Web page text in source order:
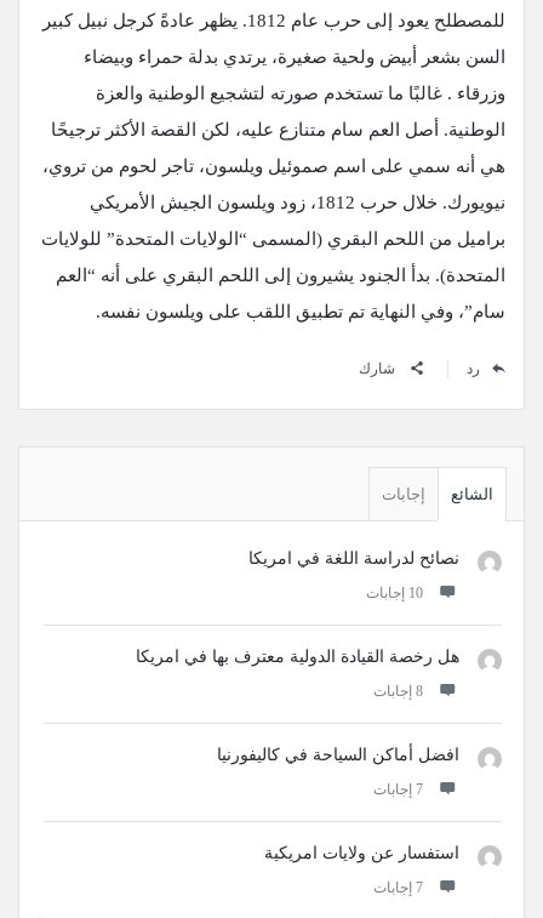
للمصطلح يعود إلى حرب عام 1812. يظهر عادةً كرجل نبيل كبير
السن بشعر أبيض ولحية صغيرة، يرتدي بدلة حمراء وبيضاء
وزرقاء . غالبًا ما تستخدم صورته لتشجيع الوطنية والعزة
الوطنية. أصل العم سام متنازع عليه، لكن القصة الأكثر ترجيحًا
هي أنه سمي على اسم صموئيل ويلسون، تاجر لحوم من تروي،
نيويورك. خلال حرب 1812، زود ويلسون الجيش الأمريكي
براميل من اللحم البقري (المسمى “الولايات المتحدة” للولايات
المتحدة). بدأ الجنود يشيرون إلى اللحم البقري على أنه “العم
سام”، وفي النهاية تم تطبيق اللقب على ويلسون نفسه.
رد شارك
الجانبيةالشائع إجابات
نصائح لدراسة اللغة في امريكا
‫10 إجابات
هل رخصة القيادة الدولية معترف بها في امريكا
‫8 إجابات
افضل أماكن السياحة في كاليفورنيا
‫7 إجابات
استفسار عن ولايات امريكية
‫7 إجابات